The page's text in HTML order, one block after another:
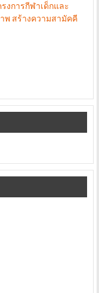
งการกีฬาเด็กและ
พ สร้างความสามัคคี